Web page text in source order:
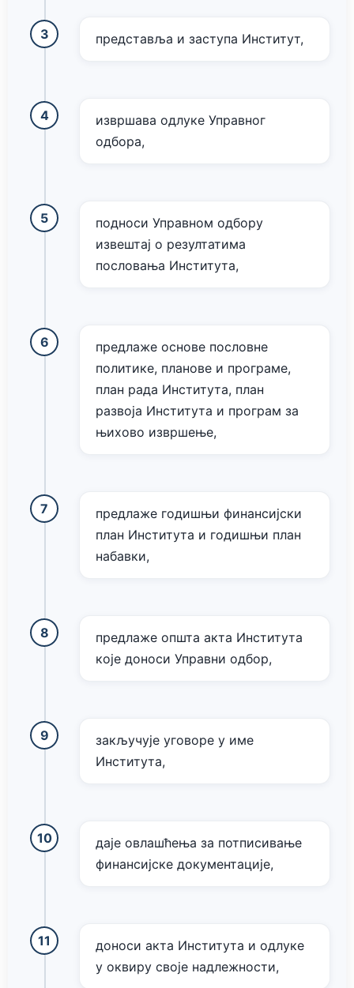
представља и заступа Институт,
извршава одлуке Управног
одбора,
подноси Управном одбору
извештај о резултатима
пословања Института,
предлаже основе пословне
политике, планове и програме,
план рада Института, план
развоја Института и програм за
њихово извршење,
предлаже годишњи финансијски
план Института и годишњи план
набавки,
предлаже општа акта Института
које доноси Управни одбор,
закључује уговоре у име
Института,
даје овлашћења за потписивање
финансијске документације,
доноси акта Института и одлуке
у оквиру своје надлежности,